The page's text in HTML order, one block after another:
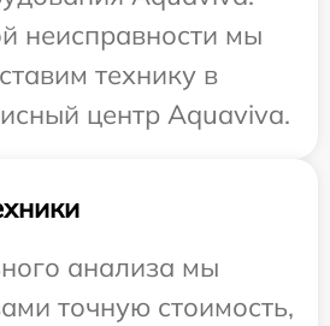
неисправности мы
технику в
центр Aquaviva.
анализа мы
точную стоимость,